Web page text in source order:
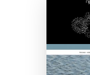
初回30日間無料お試